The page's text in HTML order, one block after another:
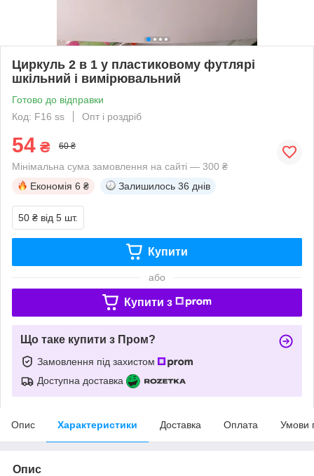
Циркуль 2 в 1 у пластиковому футлярі
шкільний і вимірювальний
Готово до відправки
Код: F16 ss
Опт і роздріб
54 ₴ 60 ₴
Мінімальна сума замовлення на сайті — 300 ₴
Економія 6 ₴ Залишилось 36 днів
50 ₴ від 5 шт.
Купити
або
Купити з
Що таке купити з Пром?
Замовлення під захистом
Доступна доставка
Опис Характеристики Доставка Оплата Умови
Опис